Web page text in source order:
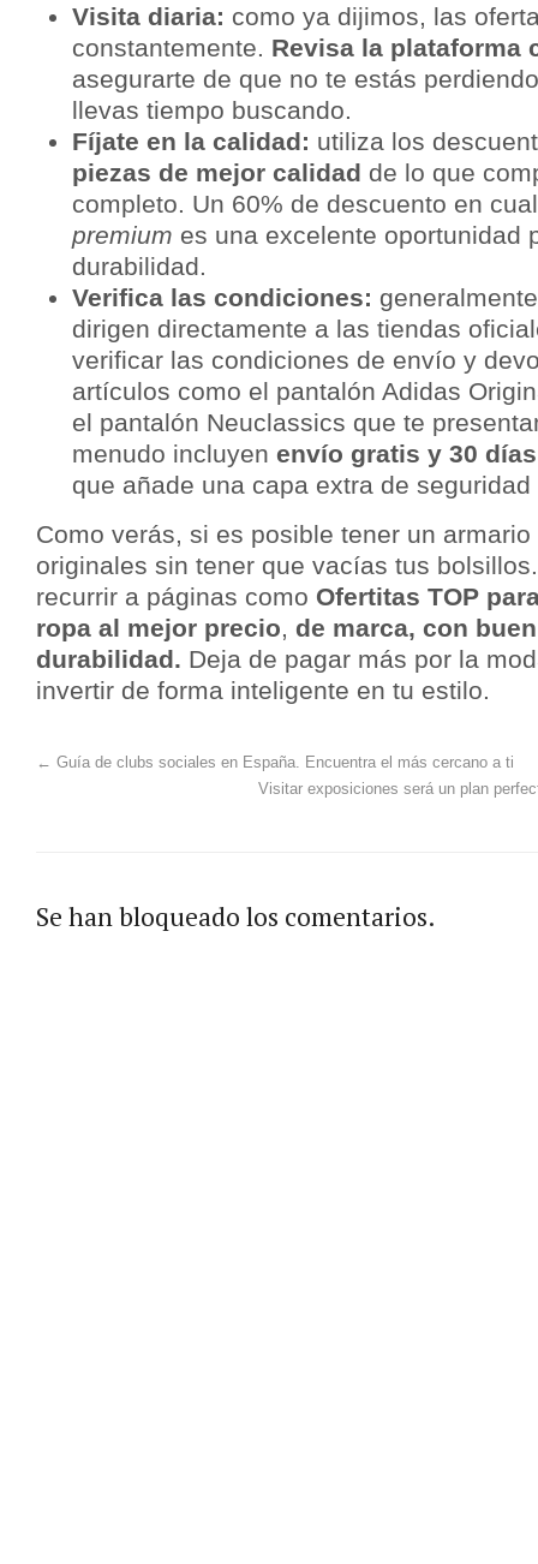
Visita diaria: como ya dijimos, las
constantemente. Revisa la plataforma
asegurarte de que no te estás
llevas tiempo buscando.
Fíjate en la calidad: utiliza los
piezas de mejor calidad de lo que
completo. Un 60% de descuento en
premium es una excelente oportunidad
durabilidad.
Verifica las condiciones:
dirigen directamente a las tiendas
verificar las condiciones de envío y
artículos como el pantalón Adidas
el pantalón Neuclassics que te
menudo incluyen envío gratis y 30
que añade una capa extra de
Como verás, si es posible tener un
originales sin tener que vacías tus
recurrir a páginas como Ofertitas TOP
ropa al mejor precio, de marca, con
durabilidad. Deja de pagar más por la
invertir de forma inteligente en tu estilo.
← Guía de clubs sociales en España. Encuentra el más cercano a ti
Visitar exposiciones será un plan
Se han bloqueado los comentarios.